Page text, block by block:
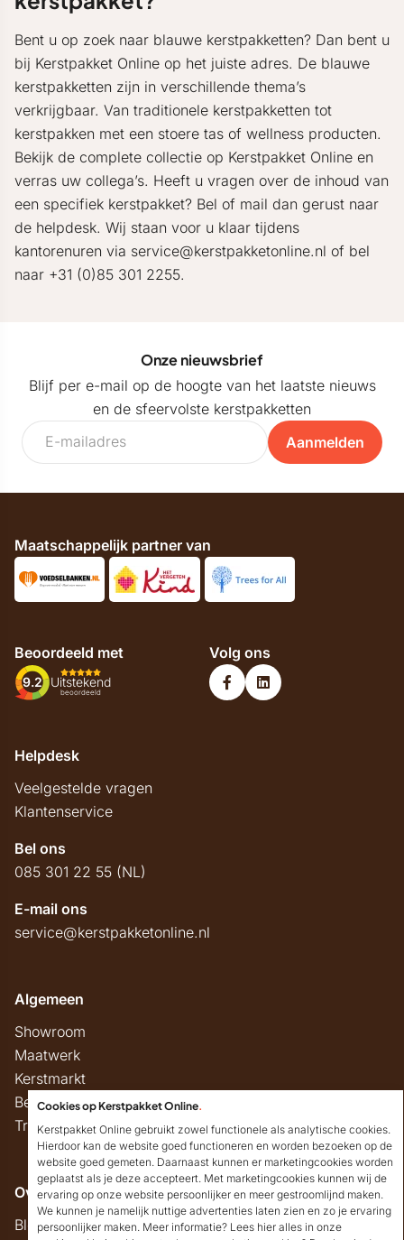
Bent u op zoek naar blauwe kerstpakketten? Dan bent u
bij Kerstpakket Online op het juiste adres. De blauwe
kerstpakketten zijn in verschillende thema’s
verkrijgbaar. Van traditionele kerstpakketten tot
kerstpakken met een stoere tas of wellness producten.
Bekijk de complete collectie op Kerstpakket Online en
verras uw collega’s. Heeft u vragen over de inhoud van
een specifiek kerstpakket? Bel of mail dan gerust naar
de helpdesk. Wij staan voor u klaar tijdens
kantorenuren via service@kerstpakketonline.nl of bel
naar +31 (0)85 301 2255.
Onze nieuwsbrief
Blijf per e-mail op de hoogte van het laatste nieuws
en de sfeervolste kerstpakketten
Aanmelden
Maatschappelijk partner van
Beoordeeld met
9.2 Uitstekend
beoordeeld
Volg ons
Helpdesk
Veelgestelde vragen
Klantenservice
Bel ons
085 301 22 55 (NL)
E-mail ons
service@kerstpakketonline.nl
Algemeen
Showroom
Maatwerk
Kerstmarkt
Belastingregels
Track & Trace
Overig
Blog
Cookies op Kerstpakket Online.
Kerstpakket Online gebruikt zowel functionele als analytische cookies.
Hierdoor kan de website goed functioneren en worden bezoeken op de
website goed gemeten. Daarnaast kunnen er marketingcookies worden
geplaatst als je deze accepteert. Met marketingcookies kunnen wij de
ervaring op onze website persoonlijker en meer gestroomlijnd maken.
We kunnen je namelijk nuttige advertenties laten zien en zo je ervaring
persoonlijker maken. Meer informatie? Lees hier alles in onze